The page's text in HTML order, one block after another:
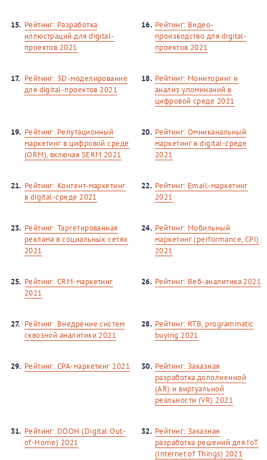
15. Рейтинг: Разработка
иллюстраций для digital-
проектов 2021
16. Рейтинг: Видео-
производство для digital-
проектов 2021
17. Рейтинг: 3D-моделирование
для digital-проектов 2021
18. Рейтинг: Мониторинг и
анализ упоминаний в
цифровой среде 2021
19. Рейтинг: Репутационный
маркетинг в цифровой среде
(ORM), включая SERM 2021
20. Рейтинг: Омниканальный
маркетинг в digital-среде
2021
21. Рейтинг: Контент-маркетинг
в digital-среде 2021
22. Рейтинг: Email-маркетинг
2021
23. Рейтинг: Таргетированная
реклама в социальных сетях
2021
24. Рейтинг: Мобильный
маркетинг (performance, CPI)
2021
25. Рейтинг: CRM-маркетинг
2021
26. Рейтинг: Веб-аналитика 2021
27. Рейтинг: Внедрение систем
сквозной аналитики 2021
28. Рейтинг: RTB, programmatic
buying 2021
29. Рейтинг: CPA-маркетинг 2021 30. Рейтинг: Заказная
разработка дополненной
(AR) и виртуальной
реальности (VR) 2021
31. Рейтинг: DOOH (Digital Out-
of-Home) 2021
32. Рейтинг: Заказная
разработка решений для IoT
(Internet of Things) 2021